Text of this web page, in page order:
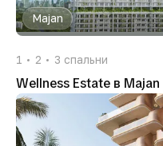
Majan
1 2 3 спальни
Wellness Estate в Majan